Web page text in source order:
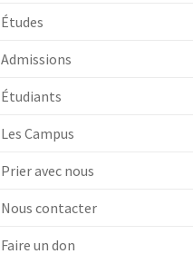
Études
Admissions
Étudiants
Les Campus
Prier avec nous
Nous contacter
Faire un don